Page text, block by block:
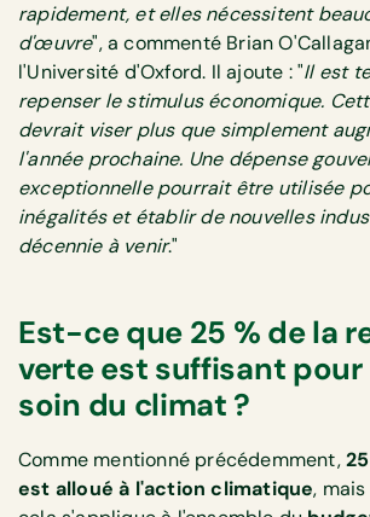
rapidement, et elles nécessitent
d'œuvre", a commenté Brian
l'Université d'Oxford. Il ajoute : "Il est
repenser le stimulus économique.
devrait viser plus que simplement
l'année prochaine. Une dépense
exceptionnelle pourrait être utilisée
inégalités et établir de nouvelles
décennie à venir."
Est-ce que 25 % de la
verte est suffisant
soin du climat ?
Comme mentionné précédemment,
est alloué à l'action climatique,